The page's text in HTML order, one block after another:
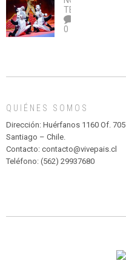
legalice
el
abuso”
DE
TEATRO
Y
MADAGASCAR
PARQUE
HURATDO
TEATRO
0
QUIÉNES SOMOS
Dirección: Huérfanos 1160 Of. 705
Santiago – Chile.
Contacto: contacto@vivepais.cl
Teléfono: (562) 29937680